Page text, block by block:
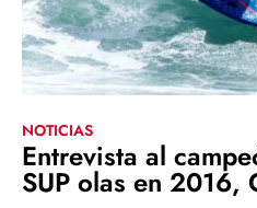
NOTICIAS
Entrevista al
SUP olas en 2016,